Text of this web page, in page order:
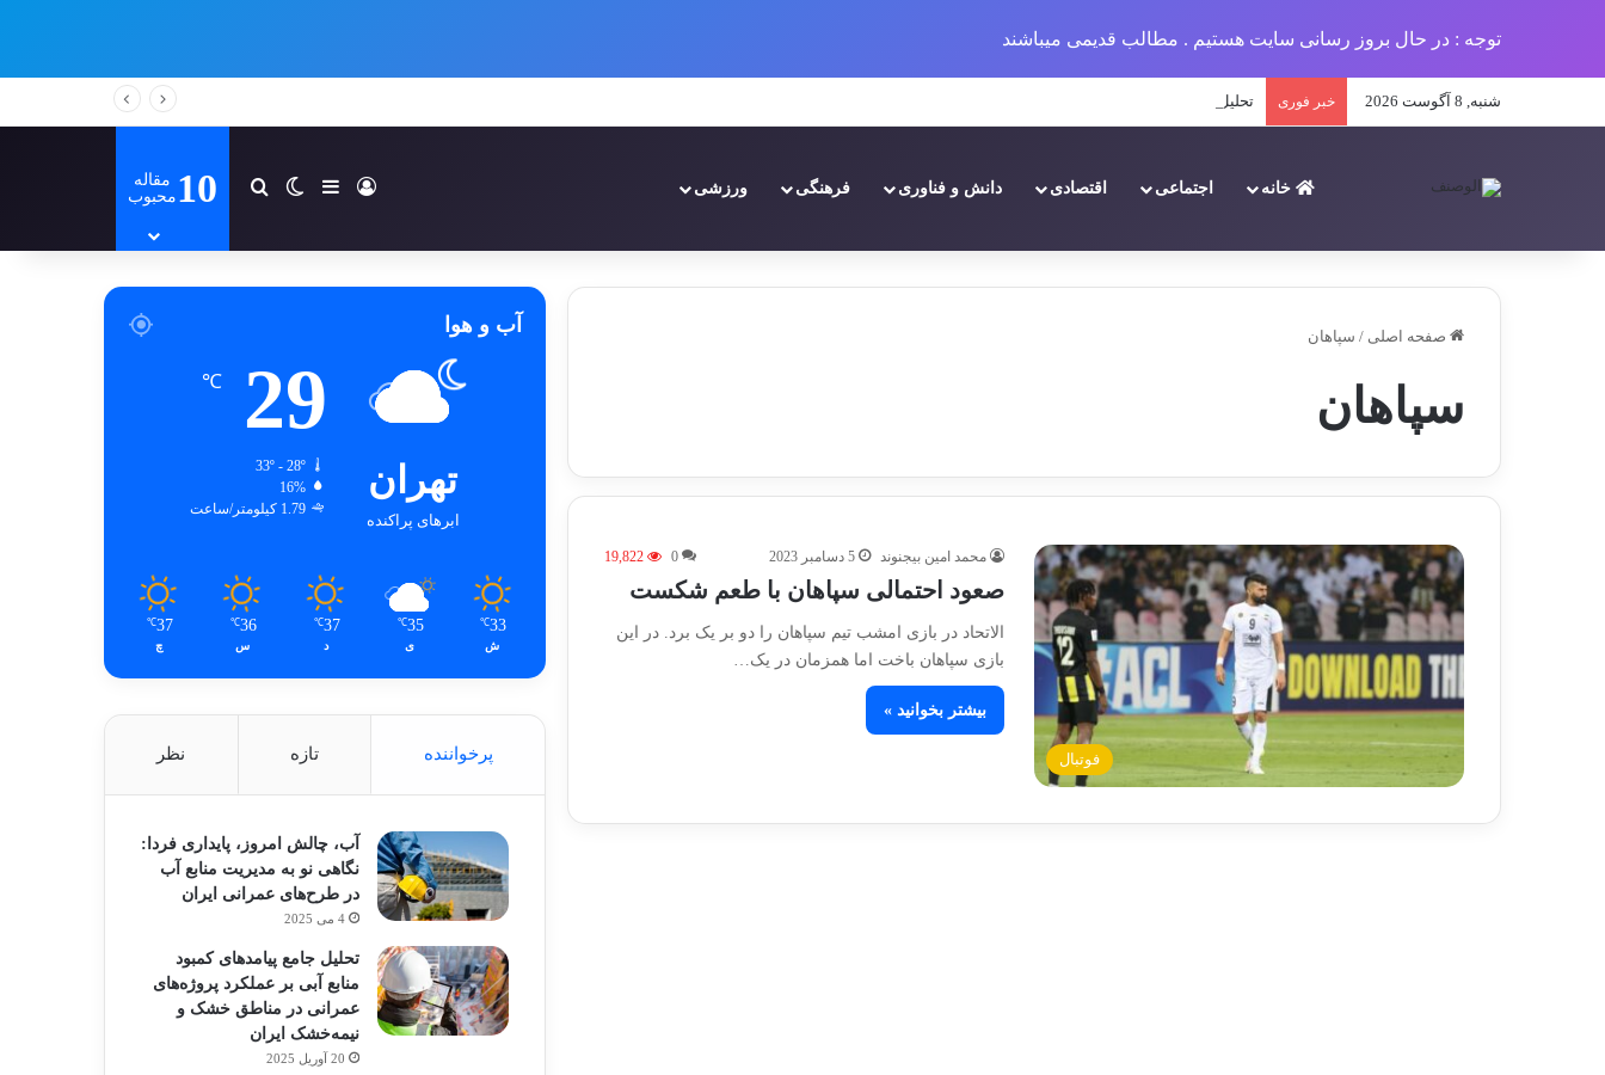
توجه : در حال بروز رسانی سایت هستیم . مطالب قدیمی میباشند
شنبه, 8 آگوست 2026 خبر فوری تحلیل جامع پیامدهای کمبود منابع آبی بر عملکرد پروژه‌های عمرانی در مناطق خشک و نیمه‌خشک ایران
خانه اجتماعی اقتصادی دانش و فناوری فرهنگی ورزشی ورودسایدبارتغییر پوسته
جستجو برای
10 مقاله
محبوب
صفحه اصلی / سپاهان
سپاهان
فوتبال
محمد امین بیجنوند 5 دسامبر 2023 0
19,822
صعود احتمالی سپاهان با طعم شکست
الاتحاد در بازی امشب تیم سپاهان را دو بر یک برد. در این
بازی سپاهان باخت اما همزمان در یک…
بیشتر بخوانید »
آب و هوا
تهران
ابرهای پراکنده
29
℃
33º - 28º
16%
1.79 کیلومتر/ساعت
33
℃
ش
35
℃
ی
37
℃
د
36
℃
س
37
℃
چ
پرخواننده تازه نظر
آب، چالش امروز، پایداری فردا:
نگاهی نو به مدیریت منابع آب
در طرح‌های عمرانی ایران
4 می 2025
تحلیل جامع پیامدهای کمبود
منابع آبی بر عملکرد پروژه‌های
عمرانی در مناطق خشک و
نیمه‌خشک ایران
20 آوریل 2025